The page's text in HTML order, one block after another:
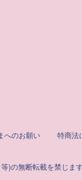
へのお願い 特商法
)の無断転載を禁じます